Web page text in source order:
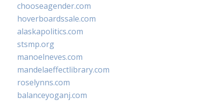
chooseagender.com
hoverboardssale.com
alaskapolitics.com
stsmp.org
manoelneves.com
mandelaeffectlibrary.com
roselynns.com
balanceyoganj.com